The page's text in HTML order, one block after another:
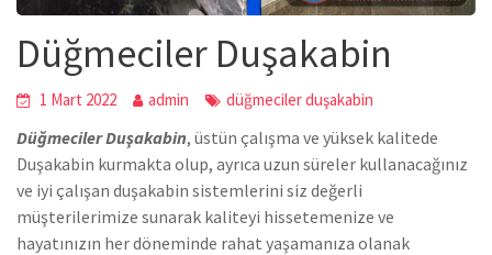
Düğmeciler Duşakabin
1 Mart 2022 admin düğmeciler duşakabin
Düğmeciler Duşakabin, üstün çalışma ve yüksek kalitede
Duşakabin kurmakta olup, ayrıca uzun süreler kullanacağınız
ve iyi çalışan duşakabin sistemlerini siz değerli
müşterilerimize sunarak kaliteyi hissetemenize ve
hayatınızın her döneminde rahat yaşamanıza olanak